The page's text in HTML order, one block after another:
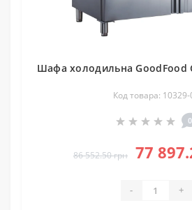
Шафа холодильна GoodFood
Код товара: 10329-
0
86 552.50 грн 77
- +